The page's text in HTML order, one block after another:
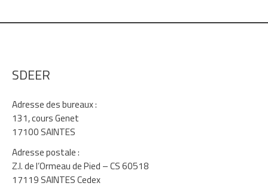
SDEER
Adresse des bureaux :
131, cours Genet
17100 SAINTES
Adresse postale :
Z.I. de l’Ormeau de Pied – CS 60518
17119 SAINTES Cedex